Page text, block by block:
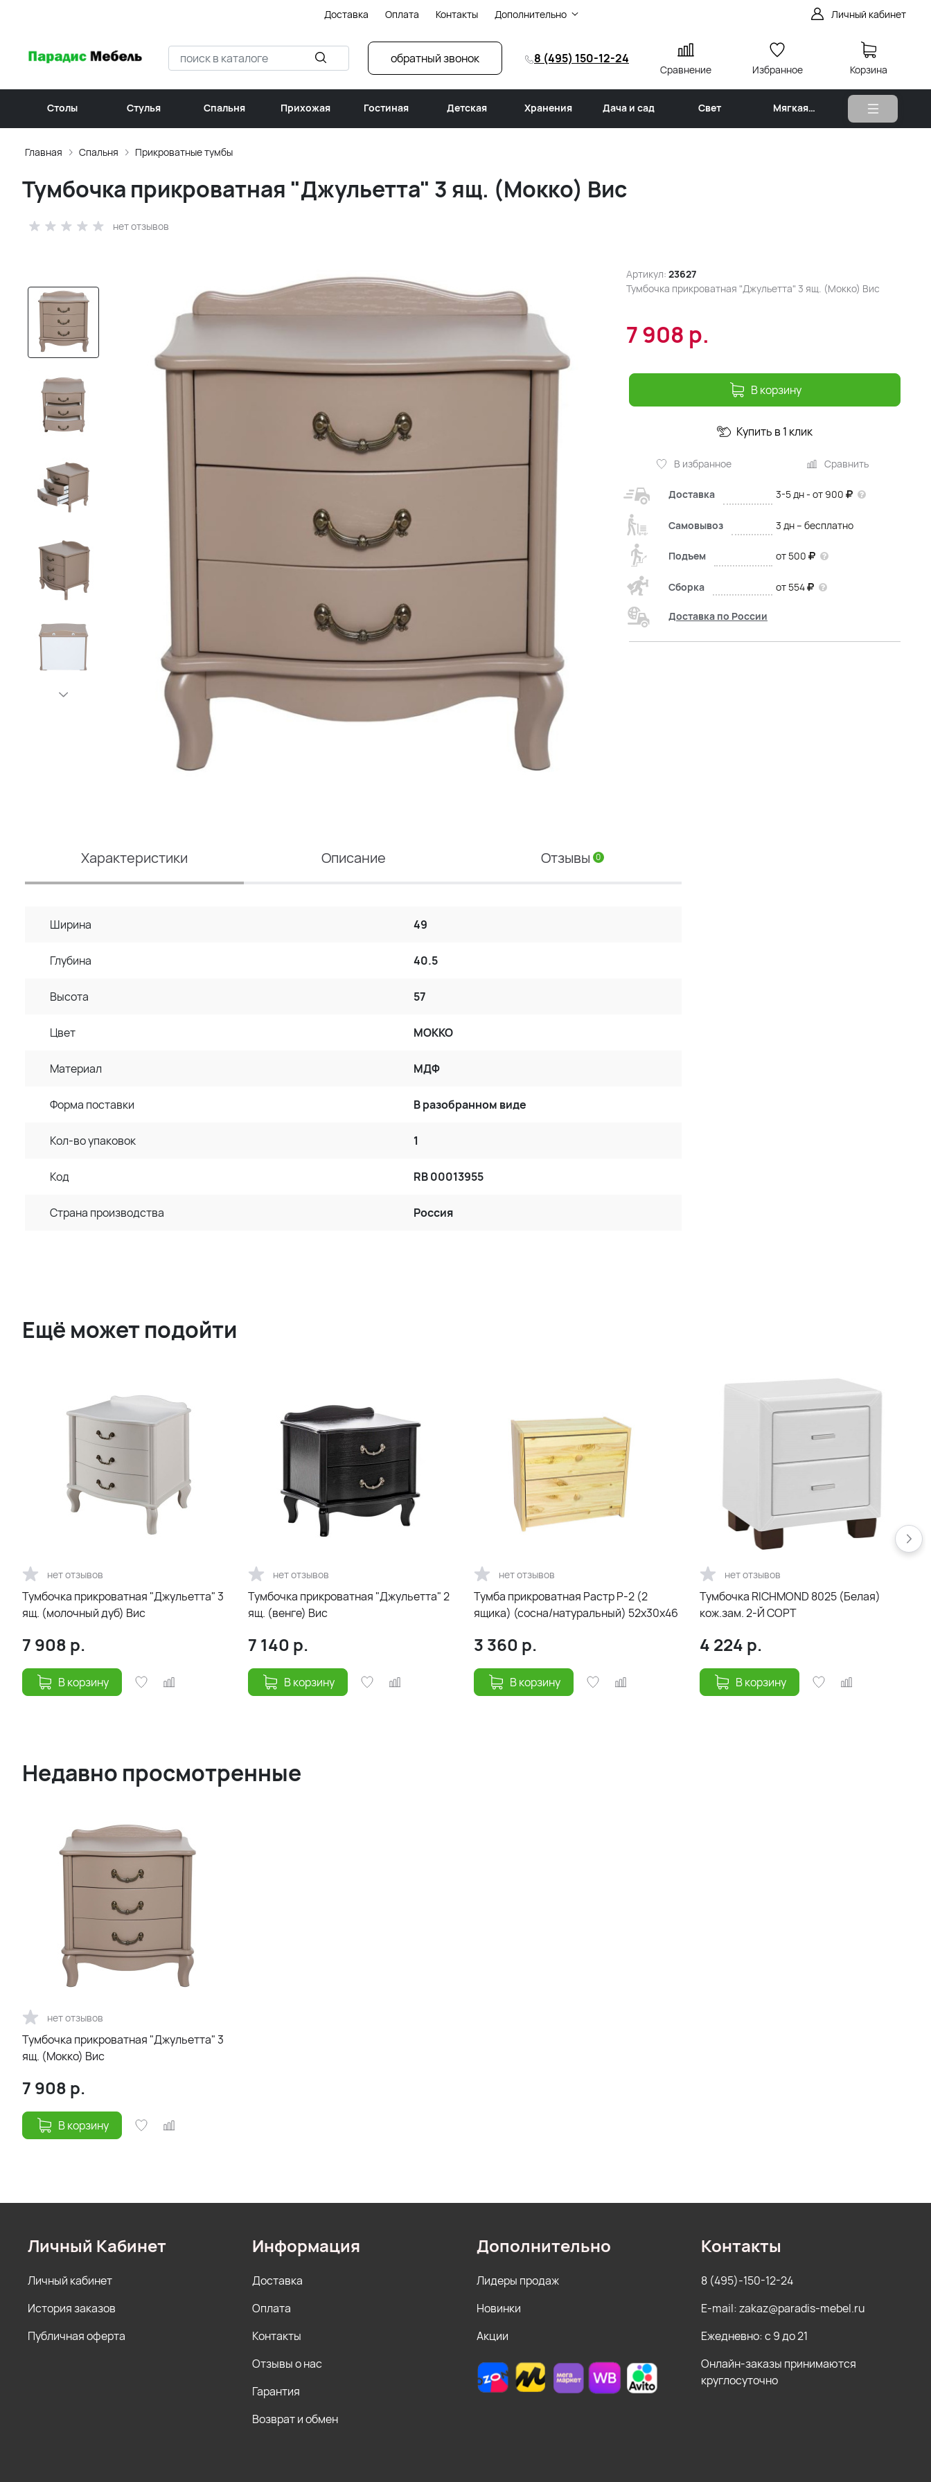
Доставка Оплата Контакты Дополнительно Личный кабинет
обратный звонок 8 (495) 150-12-24
Сравнение Избранное Корзина
Столы Стулья Спальня Прихожая Гостиная Детская Хранения Дача и сад Свет
Мягкая
Главная Спальня Прикроватные тумбы
Тумбочка прикроватная "Джульетта" 3 ящ. (Мокко) Вис
нет отзывов
Артикул: 23627
Тумбочка прикроватная "Джульетта" 3 ящ. (Мокко) Вис
7 908 р.
В корзину
В избранное Сравнить
Купить в 1 клик
Доставка 3-5 дн - от 900
Самовывоз 3 дн – бесплатно
Подъем от 500
Сборка от 554
Доставка по России
Характеристики Описание Отзывы 0
Ширина 49
Глубина 40.5
Высота 57
Цвет МОККО
Материал МДФ
Форма поставки В разобранном виде
Кол-во упаковок 1
Код RB 00013955
Страна производства Россия
Ещё может подойти
нет отзывов
Тумбочка прикроватная "Джульетта" 3
ящ. (молочный дуб) Вис
7 908 р.
В корзину
нет отзывов
Тумбочка прикроватная "Джульетта" 2
ящ. (венге) Вис
7 140 р.
В корзину
нет отзывов
Тумба прикроватная Растр Р-2 (2
ящика) (сосна/натуральный) 52х30х46
3 360 р.
В корзину
нет отзывов
Тумбочка RICHMOND 8025 (Белая)
кож.зам. 2-Й СОРТ
4 224 р.
В корзину
Недавно просмотренные
нет отзывов
Тумбочка прикроватная "Джульетта" 3
ящ. (Мокко) Вис
7 908 р.
В корзину
Личный Кабинет
Личный кабинет
История заказов
Публичная оферта
Информация
Доставка
Оплата
Контакты
Отзывы о нас
Гарантия
Возврат и обмен
Дополнительно
Лидеры продаж
Новинки
Акции
Контакты
8 (495)-150-12-24
E-mail: zakaz@paradis-mebel.ru
Ежедневно: с 9 до 21
Онлайн-заказы принимаются
круглосуточно